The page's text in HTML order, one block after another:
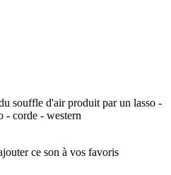
souffle d'air produit par un lasso -
- corde - western